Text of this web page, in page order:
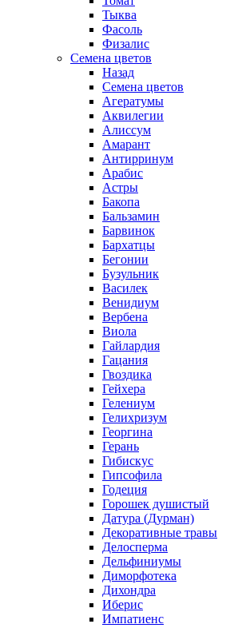
Тыква
Фасоль
Физалис
Семена цветов
Назад
Семена цветов
Агератумы
Аквилегии
Алиссум
Амарант
Антирринум
Арабис
Астры
Бакопа
Бальзамин
Барвинок
Бархатцы
Бегонии
Бузульник
Василек
Венидиум
Вербена
Виола
Гайлардия
Гацания
Гвоздика
Гейхера
Гелениум
Гелихризум
Георгина
Герань
Гибискус
Гипсофила
Годеция
Горошек душистый
Датура (Дурман)
Декоративные травы
Делосперма
Дельфиниумы
Диморфотека
Дихондра
Иберис
Импатиенс